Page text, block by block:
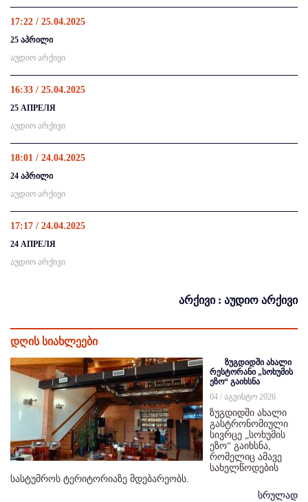
17:22 / 25.04.2025
25 აპრილი
აუდიო არქივი
16:33 / 25.04.2025
25 АПРЕЛЯ
აუდიო არქივი
18:01 / 24.04.2025
24 აპრილი
აუდიო არქივი
17:17 / 24.04.2025
24 АПРЕЛЯ
აუდიო არქივი
არქივი : აუდიო არქივი
დღის სიახლეები
ზუგდიდში ახალი
რესტორანი „სოხუმის
ეზო“ გაიხსნა
04 / აგვისტო 2026
ზუგდიდში ახალი
გასტრონომიული
სივრცე „სოხუმის
ეზო“ გაიხსნა,
რომელიც ამავე
სახელწოდების
სასტუმროს ტერიტორიაზე მდებარეობს.
სრულად